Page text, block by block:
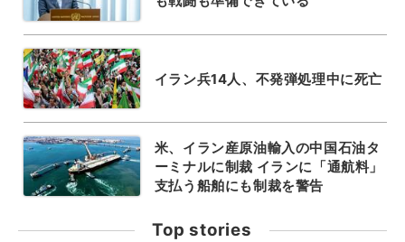
イラン兵14人、不発弾処理中に死亡
米、イラン産原油輸入の中国石油タ
ーミナルに制裁 イランに「通航料」
支払う船舶にも制裁を警告
Top stories